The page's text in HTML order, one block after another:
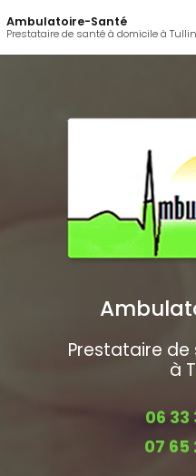
au
contenu
principal
Ambulatoire-Santé
Prestataire de santé à domicile à
Prestataire
à
06 33
07 65